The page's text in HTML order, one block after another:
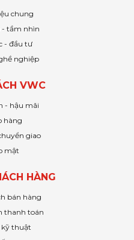
chung
- tầm nhìn
- đầu tư
nghiệp
VWC
- hậu mãi
hàng
giao
mật
HÀNG
bán hàng
thanh toán
kỹ thuật